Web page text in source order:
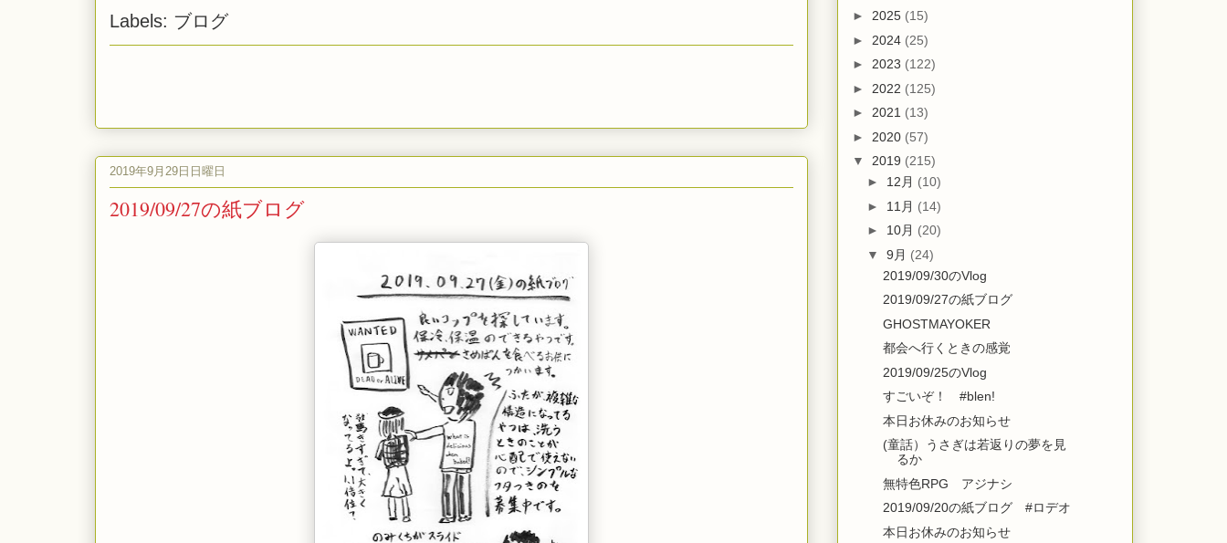
Labels: ブログ
2019年9月29日日曜日
2019/09/27の紙ブログ
► 2025 (15)
► 2024 (25)
► 2023 (122)
► 2022 (125)
► 2021 (13)
► 2020 (57)
▼ 2019 (215)
► 12月 (10)
► 11月 (14)
► 10月 (20)
▼9月 (24)
2019/09/30のVlog
2019/09/27の紙ブログ
GHOSTMAYOKER
都会へ行くときの感覚
2019/09/25のVlog
すごいぞ！ #blen!
本日お休みのお知らせ
(童話）うさぎは若返りの夢を見
るか
無特色RPG アジナシ
2019/09/20の紙ブログ #ロデオ
本日お休みのお知らせ